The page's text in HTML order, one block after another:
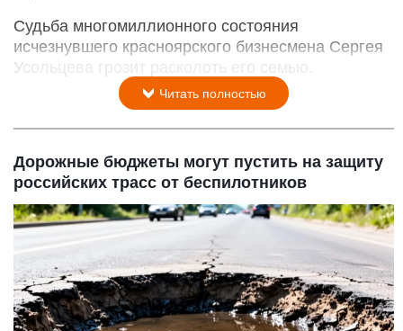
Судьба многомиллионного состояния
исчезнувшего красноярского бизнесмена Сергея
Усольцева грозит расколоть его семью.
Читать полностью
Дорожные бюджеты могут пустить на защиту
российских трасс от беспилотников